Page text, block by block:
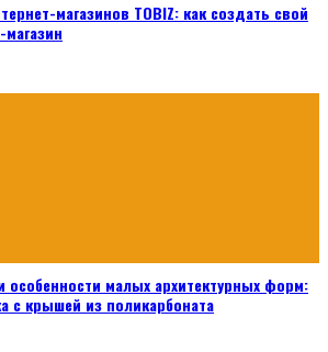
магазинов TOBIZ: как создать свой
особенности малых архитектурных форм:
с крышей из поликарбоната